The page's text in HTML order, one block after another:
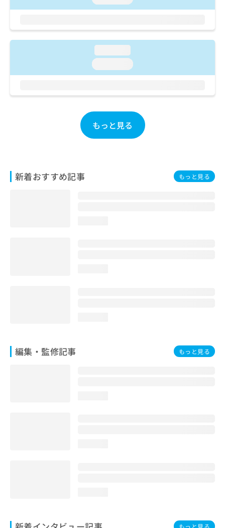
もっと見る
新着おすすめ記事 もっと見る
編集・監修記事 もっと見る
もっと見る
こ
ら